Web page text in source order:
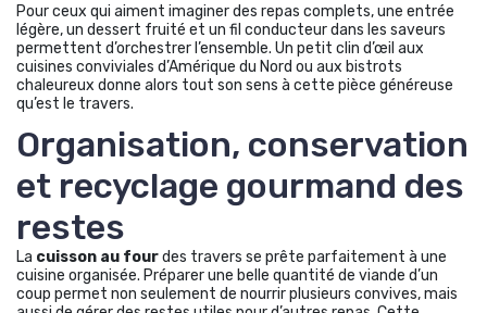
Pour ceux qui aiment imaginer des repas complets, une entrée
légère, un dessert fruité et un fil conducteur dans les saveurs
permettent d’orchestrer l’ensemble. Un petit clin d’œil aux
cuisines conviviales d’Amérique du Nord ou aux bistrots
chaleureux donne alors tout son sens à cette pièce généreuse
qu’est le travers.
Organisation, conservation
et recyclage gourmand des
restes
La cuisson au fourdes travers se prête parfaitement à une
cuisine organisée. Préparer une belle quantité de viande d’un
coup permet non seulement de nourrir plusieurs convives, mais